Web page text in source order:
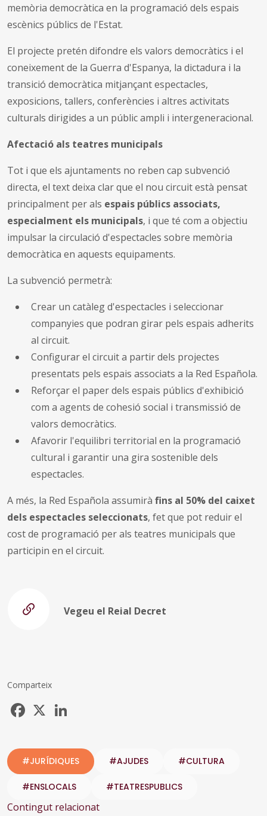
memòria democràtica en la programació dels espais
escènics públics de l'Estat.
El projecte pretén difondre els valors democràtics i el
coneixement de la Guerra d'Espanya, la dictadura i la
transició democràtica mitjançant espectacles,
exposicions, tallers, conferències i altres activitats
culturals dirigides a un públic ampli i intergeneracional.
Afectació als teatres municipals
Tot i que els ajuntaments no reben cap subvenció
directa, el text deixa clar que el nou circuit està pensat
principalment per als espais públics associats,
especialment els municipals, i que té com a objectiu
impulsar la circulació d'espectacles sobre memòria
democràtica en aquests equipaments.
La subvenció permetrà:
Crear un catàleg d'espectacles i seleccionar
companyies que podran girar pels espais adherits
al circuit.
Configurar el circuit a partir dels projectes
presentats pels espais associats a la Red Española.
Reforçar el paper dels espais públics d'exhibició
com a agents de cohesió social i transmissió de
valors democràtics.
Afavorir l'equilibri territorial en la programació
cultural i garantir una gira sostenible dels
espectacles.
A més, la Red Española assumirà fins al 50% del caixet
dels espectacles seleccionats, fet que pot reduir el
cost de programació per als teatres municipals que
participin en el circuit.
Vegeu el Reial Decret
Comparteix
Facebook
#JURÍDIQUES #AJUDES #CULTURA
#ENSLOCALS #TEATRESPUBLICS
Contingut relacionat